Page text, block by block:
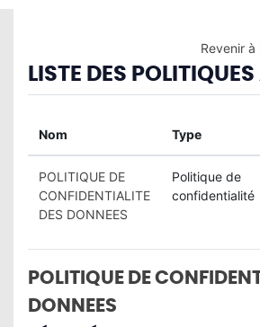
Revenir
LISTE DES
Nom Type
POLITIQUE DE
CONFIDENTIALITE
DES DONNEES
Politique de
confidentialité
POLITIQUE DE
DONNEES